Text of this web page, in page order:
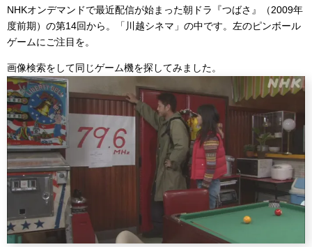
NHKオンデマンドで最近配信が始まった朝ドラ『つばさ』（2009年
度前期）の第14回から。「川越シネマ」の中です。左のピンボール
ゲームにご注目を。
画像検索をして同じゲーム機を探してみました。